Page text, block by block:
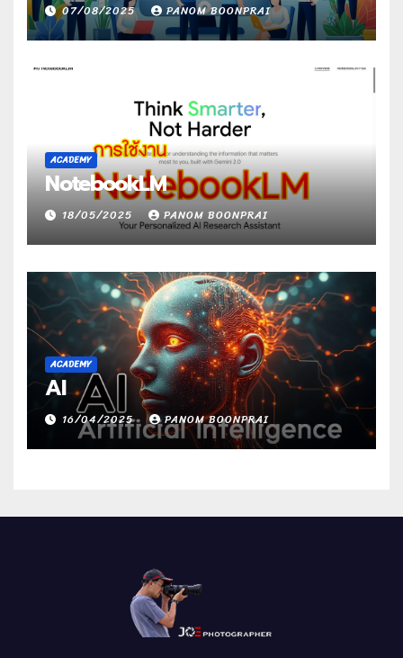
07/08/2025 PANOM BOONPRAI
ACADEMY
NotebookLM
18/05/2025 PANOM BOONPRAI
ACADEMY
AI
16/04/2025 PANOM BOONPRAI